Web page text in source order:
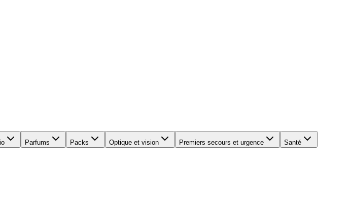
Parfums Packs Optique et vision Premiers secours et urgence
Santé